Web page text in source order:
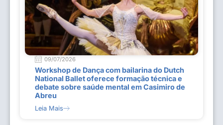
09/07/2026
Workshop de Dança com bailarina do Dutch
National Ballet oferece formação técnica e
debate sobre saúde mental em Casimiro de
Abreu
Leia Mais